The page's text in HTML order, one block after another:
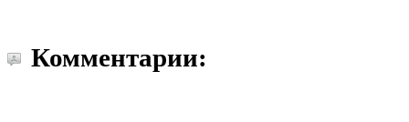
Комментарии: